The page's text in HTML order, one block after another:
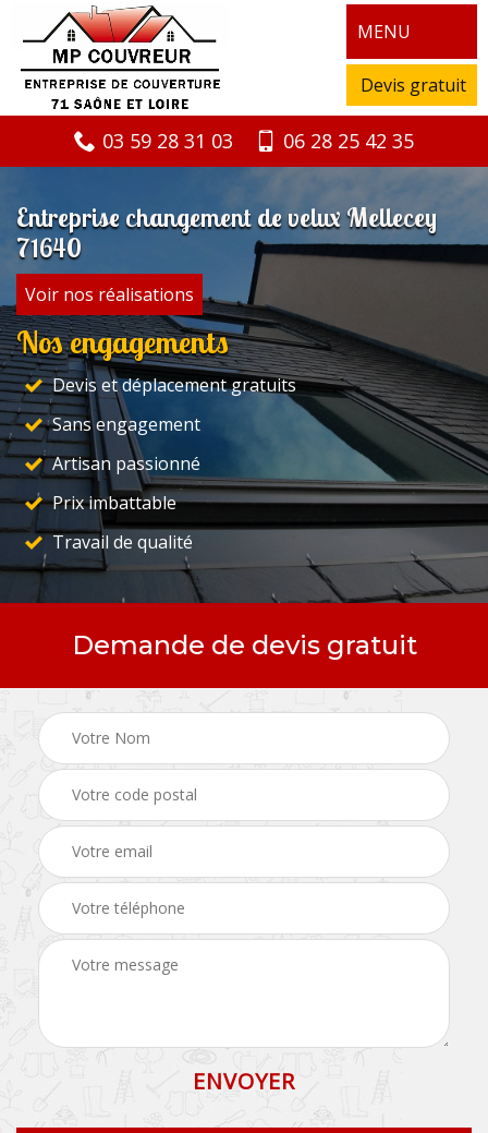
MENU
Devis gratuit
03 59 28 31 03 06 28 25 42 35
Entreprise changement de velux Mellecey
71640
Voir nos réalisations
Nos engagements
Devis et déplacement gratuits
Sans engagement
Artisan passionné
Prix imbattable
Travail de qualité
Demande de devis gratuit